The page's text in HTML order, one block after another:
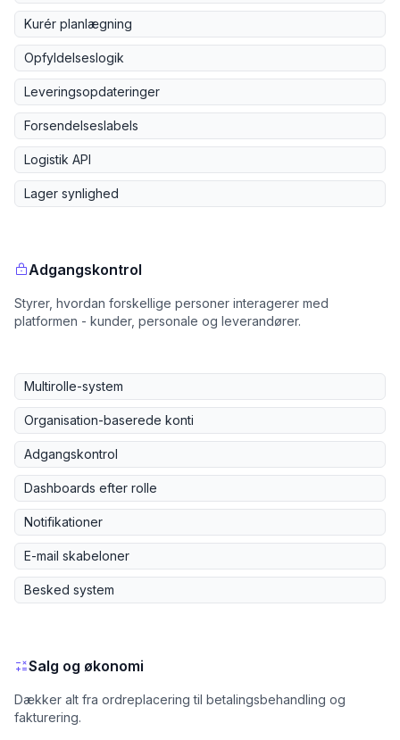
Kurér planlægning
Opfyldelseslogik
Leveringsopdateringer
Forsendelseslabels
Logistik API
Lager synlighed
Adgangskontrol
Styrer, hvordan forskellige personer interagerer med
platformen - kunder, personale og leverandører.
Multirolle-system
Organisation-baserede konti
Adgangskontrol
Dashboards efter rolle
Notifikationer
E-mail skabeloner
Besked system
Salg og økonomi
Dækker alt fra ordreplacering til betalingsbehandling og
fakturering.